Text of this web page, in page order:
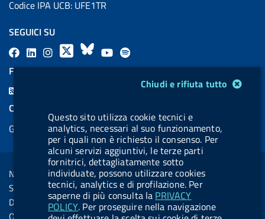
Chiudi e rifiuta tutto
Questo sito utilizza cookie tecnici e
analytics, necessari al suo funzionamento,
per i quali non è richiesto il consenso. Per
alcuni servizi aggiuntivi, le terze parti
fornitrici, dettagliatamente sotto
individuate, possono utilizzare cookies
tecnici, analytics e di profilazione. Per
saperne di più consulta la PRIVACY
POLICY. Per proseguire nella navigazione
Codice IPA UCB: UFE1TR
SEGUICI SU
F
a
L
i
a
l
.
b
u
t
t
o
X
B
l
s
k
y
Y
o
u
b
e
l
a
l
.
b
u
t
t
o
FEED RSS
COOKIES
Gestione cookie
Sezione Link Utili
Note legali
Social Media Policy
Dichiarazione di accessibilità